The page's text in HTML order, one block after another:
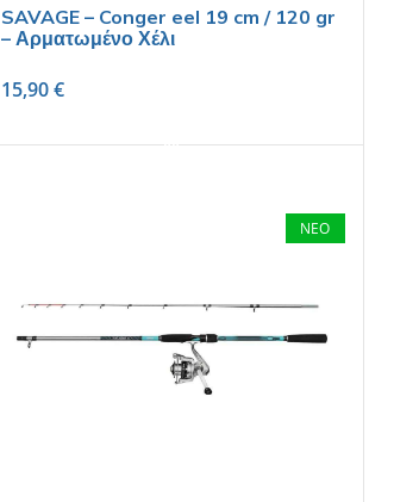
SAVAGE – Conger eel 19 cm / 120 gr
– Αρματωμένο Χέλι
15,90€
ΝΕΟ